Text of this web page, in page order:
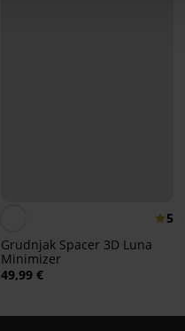
5
Grudnjak Spacer 3D Luna
Minimizer
49,99 €